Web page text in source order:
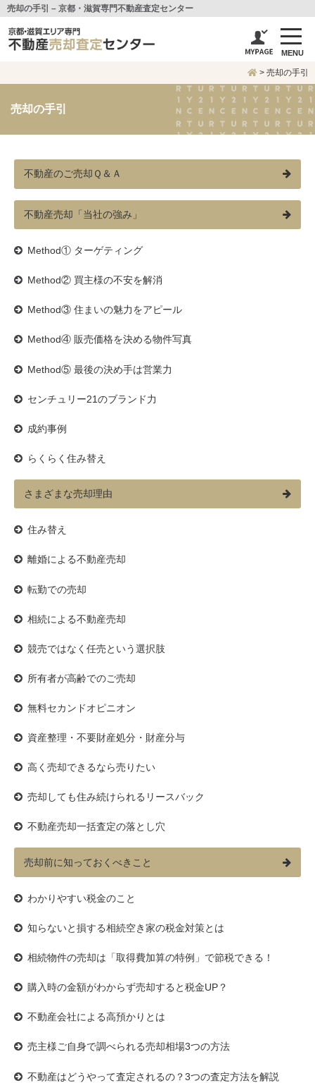
売却の手引 – 京都・滋賀専門不動産査定センター
MENU
> 売却の手引
売却の手引
不動産のご売却Ｑ＆Ａ
不動産売却「当社の強み」
Method① ターゲティング
Method② 買主様の不安を解消
Method③ 住まいの魅力をアピール
Method④ 販売価格を決める物件写真
Method⑤ 最後の決め手は営業力
センチュリー21のブランド力
成約事例
らくらく住み替え
さまざまな売却理由
住み替え
離婚による不動産売却
転勤での売却
相続による不動産売却
競売ではなく任売という選択肢
所有者が高齢でのご売却
無料セカンドオピニオン
資産整理・不要財産処分・財産分与
高く売却できるなら売りたい
売却しても住み続けられるリースバック
不動産売却一括査定の落とし穴
売却前に知っておくべきこと
わかりやすい税金のこと
知らないと損する相続空き家の税金対策とは
相続物件の売却は「取得費加算の特例」で節税できる！
購入時の金額がわからず売却すると税金UP？
不動産会社による高預かりとは
売主様ご自身で調べられる売却相場3つの方法
不動産はどうやって査定されるの？3つの査定方法を解説